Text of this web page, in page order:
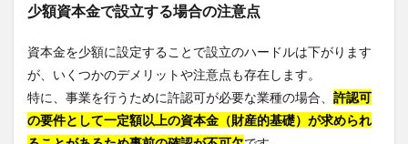
少額資本金で設立する場合の注意点
資本金を少額に設定することで設立のハードルは下がります
が、いくつかのデメリットや注意点も存在します。
特に、事業を行うために許認可が必要な業種の場合、 許認可
の要件として一定額以上の資本金（財産的基礎）が求められ